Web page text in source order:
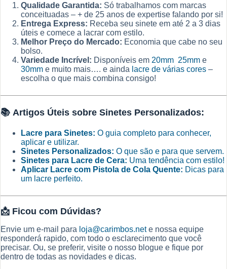
Qualidade Garantida: Só trabalhamos com marcas
conceituadas – + de 25 anos de expertise falando por si!
Entrega Express: Receba seu sinete em até 2 a 3 dias
úteis e comece a lacrar com estilo.
Melhor Preço do Mercado: Economia que cabe no seu
bolso.
Variedade Incrível: Disponíveis em 20mm 25mm e
30mm e muito mais…. e ainda lacre de várias cores –
escolha o que mais combina consigo!
📚 Artigos Úteis sobre Sinetes Personalizados:
Lacre para Sinetes: O guia completo para conhecer,
aplicar e utilizar.
Sinetes Personalizados: O que são e para que servem.
Sinetes para Lacre de Cera: Uma tendência com estilo!
Aplicar Lacre com Pistola de Cola Quente: Dicas para
um lacre perfeito.
📩 Ficou com Dúvidas?
Envie um e-mail para loja@carimbos.nete nossa equipe
responderá rapido, com todo o esclarecimento que você
precisar. Ou, se preferir, visite o nosso blogue e fique por
dentro de todas as novidades e dicas.